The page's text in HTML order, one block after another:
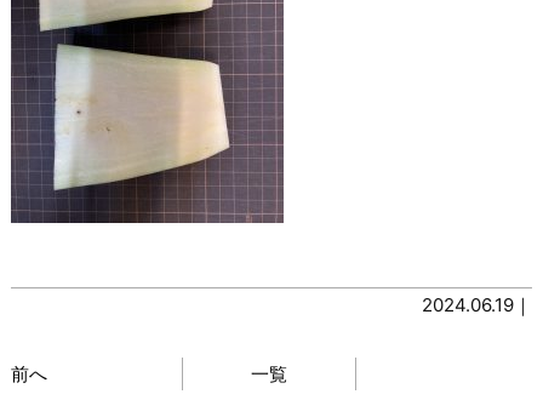
2024.06.19｜
前へ 一覧